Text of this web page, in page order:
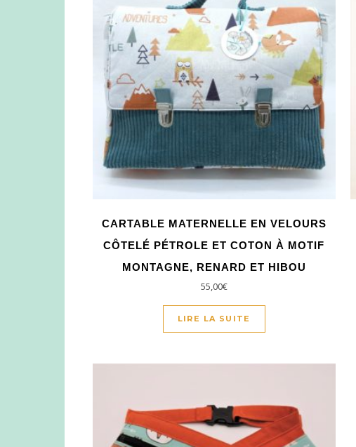
CARTABLE MATERNELLE EN VELOURS
CÔTELÉ PÉTROLE ET COTON À MOTIF
MONTAGNE, RENARD ET HIBOU
55,00€
LIRE LA SUITE